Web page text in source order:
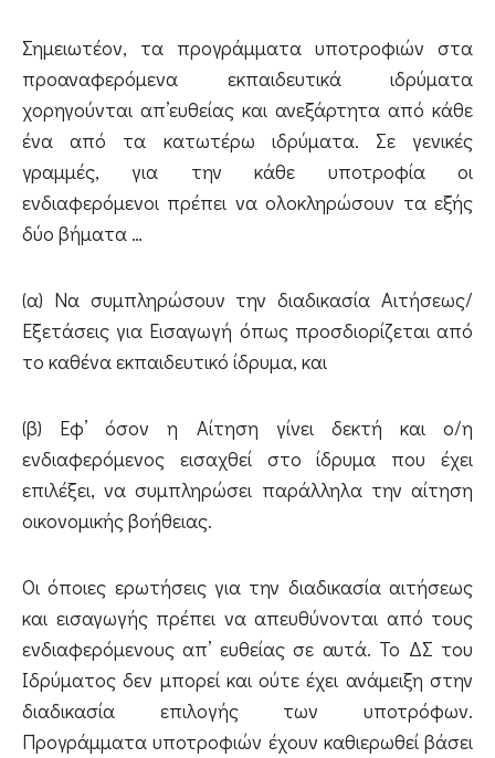
Σημειωτέον, τα προγράμματα υποτροφιών στα
προαναφερόμενα εκπαιδευτικά ιδρύματα
χορηγούνται απ’ευθείας και ανεξάρτητα από κάθε
ένα από τα κατωτέρω ιδρύματα. Σε γενικές
γραμμές, για την κάθε υποτροφία οι
ενδιαφερόμενοι πρέπει να ολοκληρώσουν τα εξής
δύο βήματα …
(α) Να συμπληρώσουν την διαδικασία Αιτήσεως/
Εξετάσεις για Εισαγωγή όπως προσδιορίζεται από
το καθένα εκπαιδευτικό ίδρυμα, και
(β) Εφ’ όσον η Αίτηση γίνει δεκτή και ο/η
ενδιαφερόμενος εισαχθεί στο ίδρυμα που έχει
επιλέξει, να συμπληρώσει παράλληλα την αίτηση
οικονομικής βοήθειας.
Οι όποιες ερωτήσεις για την διαδικασία αιτήσεως
και εισαγωγής πρέπει να απευθύνονται από τους
ενδιαφερόμενους απ’ ευθείας σε αυτά. Το ΔΣ του
Ιδρύματος δεν μπορεί και ούτε έχει ανάμειξη στην
διαδικασία επιλογής των υποτρόφων.
Προγράμματα υποτροφιών έχουν καθιερωθεί βάσει